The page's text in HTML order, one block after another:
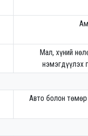
Мал, хүний
нэмэгдүүлэх
Авто болон төмөр